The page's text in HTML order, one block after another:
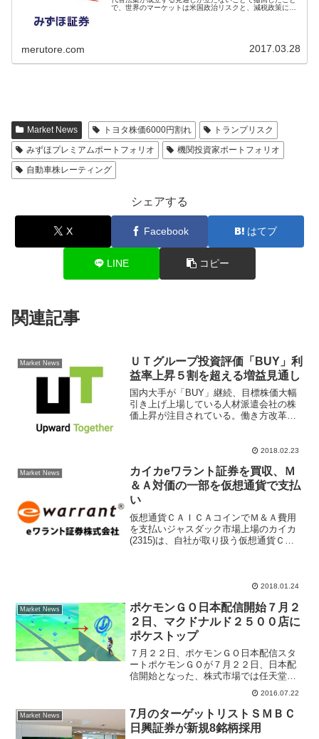
で、世界のマーケットは米国政治リスクと、減税政策にも
merutore.com 2017.03.28
Market News トヨタ株価6000円割れ
トランプリスク
みずほプレミアムポートフォリオ
機関投資家ポートフォリオ
自動車株レーティング
シェアする
X Facebook はてブ
LINE コピー
関連記事
Market News
ＵＴグループ投資評価「BUY」利
益率上昇５割を超える増益見通し
国内大手が「BUY」継続、目標株価大幅
引き上げ上場している人材派遣会社の株
価上昇が注目されている。働き方改革、
関連銘柄」として人気化。野村證券はＵ
2018.02.23
Market News
カイカeワラント証券を買収、Ｍ
＆Ａ対価の一部を仮想通貨で支払
い
仮想通貨ＣＡＩＣＡコインでＭ＆Ａ費用
を支払いジャスダック市場上場のカイカ
(2315)は、自社が取り扱う仮想通貨ＣＡ
2018.01.24
Market News
ポケモンＧＯ日本配信開始７月２
２日、マクドナルド２５００店に
ポケストップ
７月２２日、ポケモンＧＯ日本配信スタ
ートポケモンＧＯが７月２２日、日本配
信開始となった、株式市場では任天堂
(7974)、イマジカ・ロボットＨＤ(6879)、
サノヤスＨＤ(7022)、ＤｅＮＡ(2432)、日
本マクドナルド(2702)、第一屋...
2016.07.22
Market News
7月のターゲットリストＳＭＢＣ
日興証券が新規8銘柄採用